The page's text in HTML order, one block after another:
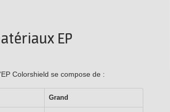
EP
Colorshield se compose de :
Grand